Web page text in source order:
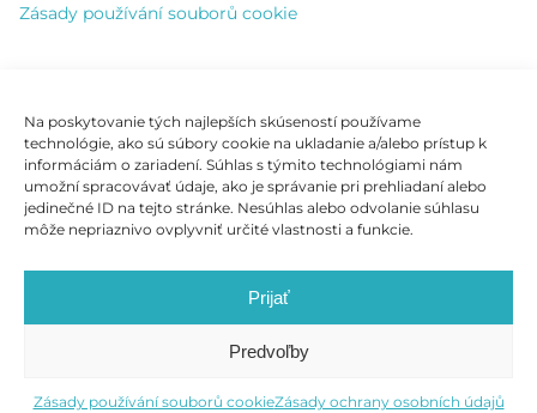
Na poskytovanie tých najlepších skúseností používame
technológie, ako sú súbory cookie na ukladanie a/alebo prístup k
informáciám o zariadení. Súhlas s týmito technológiami nám
umožní spracovávať údaje, ako je správanie pri prehliadaní alebo
jedinečné ID na tejto stránke. Nesúhlas alebo odvolanie súhlasu
môže nepriaznivo ovplyvniť určité vlastnosti a funkcie.
Prijať
Predvoľby
Zásady používání souborů cookieZásady ochrany osobních údajů
Zásady používání souborů cookie
Kontakt
+421 904 828 365
info@vhleurope.com